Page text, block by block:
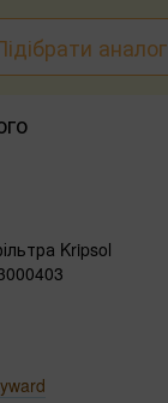
аналог
Kripsol